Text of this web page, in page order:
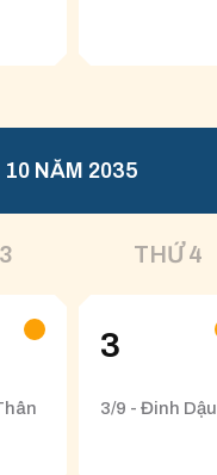
10 NĂM 2035
THỨ 4
3
3/9 - Đinh Dậu